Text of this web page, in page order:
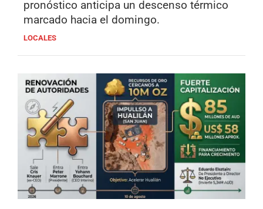
pronóstico anticipa un descenso térmico
marcado hacia el domingo.
LOCALES